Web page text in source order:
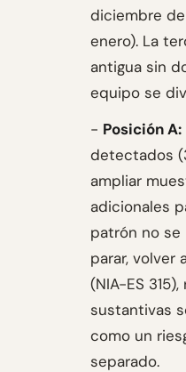
diciembre
enero). La
antigua sin
equipo se
- Posición A:
detectados
ampliar
adicionales
patrón no
parar, volver
(NIA-ES
sustantivas
como un
separado.